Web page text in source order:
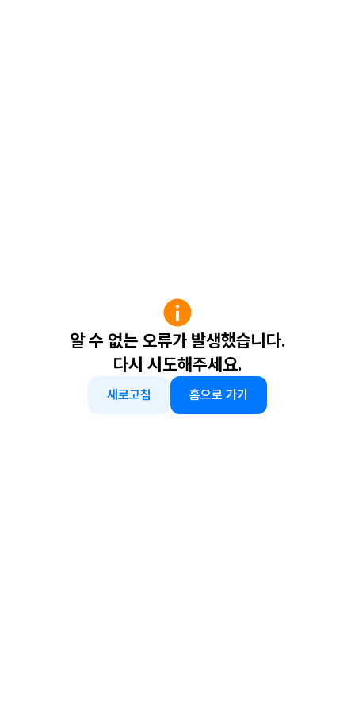
알 수 없는 오류가 발생했습니다.
다시 시도해주세요.
새로고침 홈으로 가기